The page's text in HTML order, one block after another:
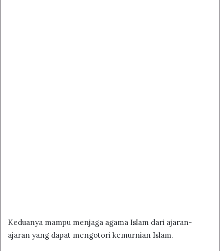
Keduanya mampu menjaga agama Islam dari ajaran-
ajaran yang dapat mengotori kemurnian Islam.